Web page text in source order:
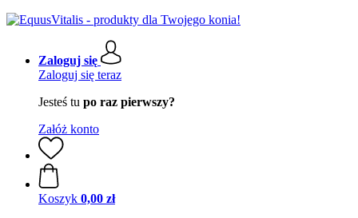
Zaloguj się
Zaloguj się teraz
Jesteś tu po raz pierwszy?
Załóż konto
Koszyk 0,00 zł